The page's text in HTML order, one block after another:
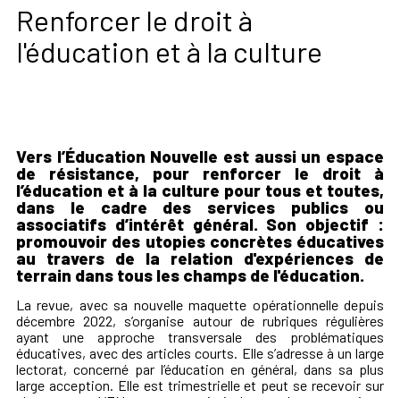
Renforcer le droit à
l'éducation et à la culture
Vers l’Éducation Nouvelle est aussi un espace
de résistance, pour renforcer le droit à
l’éducation et à la culture pour tous et toutes,
dans le cadre des services publics ou
associatifs d’intérêt général. Son objectif :
promouvoir des utopies concrètes éducatives
au travers de la relation d'expériences de
terrain dans tous les champs de l'éducation.
La revue, avec sa nouvelle maquette opérationnelle depuis
décembre 2022, s’organise autour de rubriques régulières
ayant une approche transversale des problématiques
éducatives, avec des articles courts. Elle s’adresse à un large
lectorat, concerné par l’éducation en général, dans sa plus
large acception. Elle est trimestrielle et peut se recevoir sur